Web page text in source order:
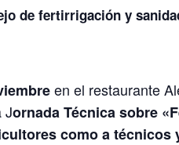
de fertirrigación y
en el restaurante
Jornada Técnica sobre
como a